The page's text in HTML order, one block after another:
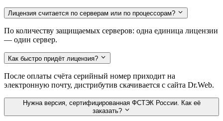
Лицензия считается по серверам или по процессорам?
По количеству защищаемых серверов: одна единица лицензии
— один сервер.
Как быстро придёт лицензия?
После оплаты счёта серийный номер приходит на
электронную почту, дистрибутив скачивается с сайта Dr.Web.
Нужна версия, сертифицированная ФСТЭК России. Как её
заказать?